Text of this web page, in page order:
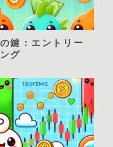
鍵：エントリー
グ